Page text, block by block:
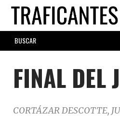
Skip
main
content
SEARCH
FORM
FINAL DEL
CORTÁZAR DESCOTTE,